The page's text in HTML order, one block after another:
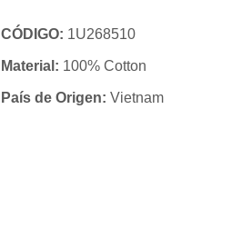
CÓDIGO: 1U268510
Material: 100% Cotton
País de Origen: Vietnam